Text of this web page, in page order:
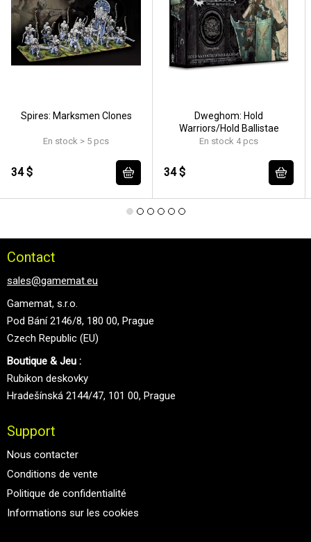
Spires: Marksmen Clones
En stock > 5 pcs
34 $
Dweghom: Hold
Warriors/Hold Ballistae
En stock 4 pcs
34 $
Contact
sales@gamemat.eu
Gamemat, s.r.o.
Pod Bání 2146/8, 180 00, Prague
Czech Republic (EU)
Boutique & Jeu :
Rubikon deskovky
Hradešínská 2144/47, 101 00, Prague
Support
Nous contacter
Conditions de vente
Politique de confidentialité
Informations sur les cookies